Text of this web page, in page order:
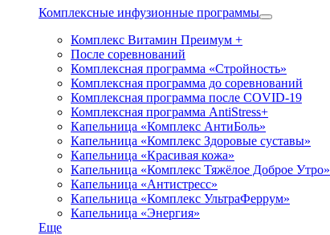
Комплексные инфузионные программы
Комплекс Витамин Преимум +
После соревнований
Комплексная программа «Стройность»
Комплексная программа до соревнований
Комплексная программа после COVID-19
Комплексная программа AntiStress+
Капельница «Комплекс АнтиБоль»
Капельница «Комплекс Здоровые суставы»
Капельница «Красивая кожа»
Капельница «Комплекс Тяжёлое Доброе Утро»
Капельница «Антистресс»
Капельница «Комплекс УльтраФеррум»
Капельница «Энергия»
Еще